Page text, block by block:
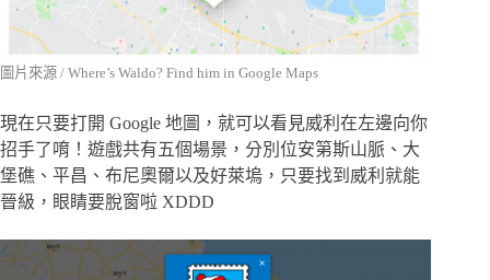
圖片來源 / Where’s Waldo? Find him in Google Maps
現在只要打開 Google 地圖，就可以看見威利在左邊向你
招手了唷！遊戲共有五個場景，分別位安第斯山脈、大
堡礁、平昌、布尼奧爾以及好萊塢，只要找到威利就能
晉級，眼睛要脫窗啦 XDDD